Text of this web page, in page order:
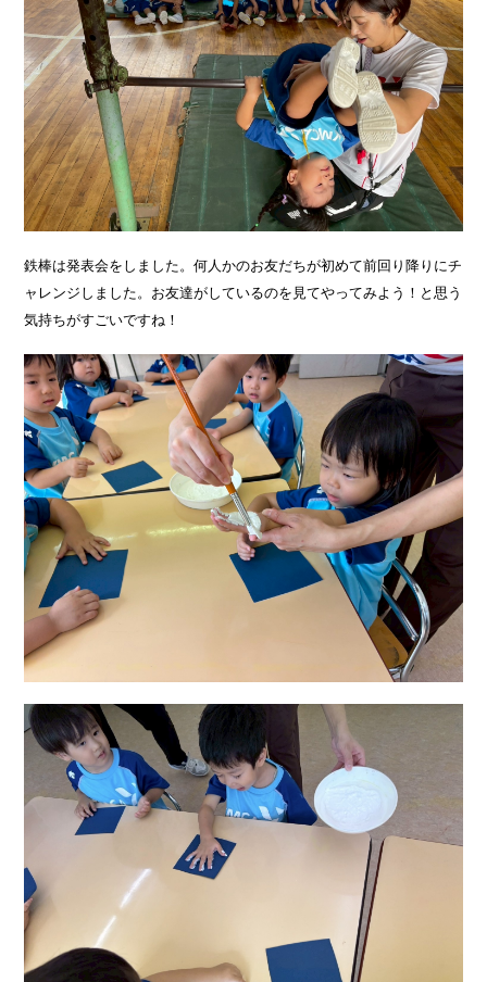
鉄棒は発表会をしました。何人かのお友だちが初めて前回り降りにチ
ャレンジしました。お友達がしているのを見てやってみよう！と思う
気持ちがすごいですね！